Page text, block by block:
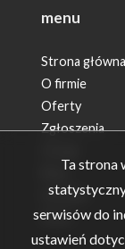
menu
Strona główna
O firmie
Oferty
Zgłoszenia
Blog
Kontakt
Rodo
Ta strona
serwisów do
ustawień